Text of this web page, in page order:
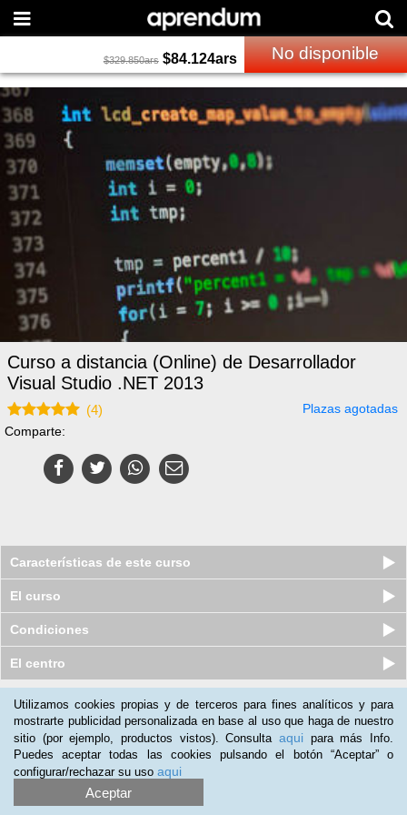
$329.850ars $84.124ars No disponible
Curso a distancia (Online) de Desarrollador
Visual Studio .NET 2013
(4)
Plazas agotadas
Comparte:
Características de este curso
El curso
Condiciones
El centro
Nuestros clientes opinan:
Diego García
(29-01-2017)
Muy bueno para programadores
drlastanao@gmail.com
Utilizamos cookies propias y de terceros para fines analíticos y para
mostrarte publicidad personalizada en base al uso que haga de nuestro
sitio (por ejemplo, productos vistos). Consulta aqui para más Info.
Puedes aceptar todas las cookies pulsando el botón “Aceptar” o
configurar/rechazar su uso aqui
Aceptar